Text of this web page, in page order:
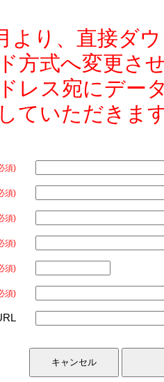
より、直接ダ
方式へ変更さ
レス宛にデー
ていただきま
須)
須)
須)
須)
須)
須)